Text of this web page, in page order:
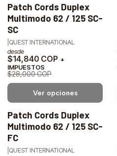
-47%
OFF
Patch Cords Duplex
Multimodo 62 / 125 SC-
SC
QUEST INTERNATIONAL
desde
$14,840 COP +
IMPUESTOS
$28,000 COP
Ver opciones
-47%
OFF
Patch Cords Duplex
Multimodo 62 / 125 SC-
FC
QUEST INTERNATIONAL